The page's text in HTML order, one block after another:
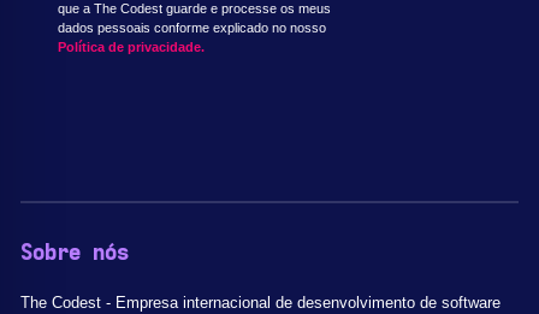
que a The Codest guarde e processe os meus
dados pessoais conforme explicado no nosso
Política de privacidade.
Sobre nós
The Codest - Empresa internacional de desenvolvimento de software